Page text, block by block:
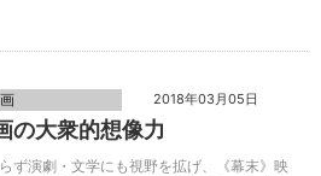
2018年03月05日
の大衆的想像力
ず演劇・文学にも視野を拡げ、《幕末》映